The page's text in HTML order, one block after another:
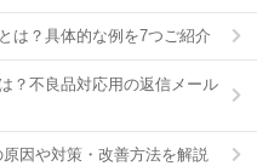
は？具体的な例を7つご紹介
？不良品対応用の返信メール
因や対策・改善方法を解説